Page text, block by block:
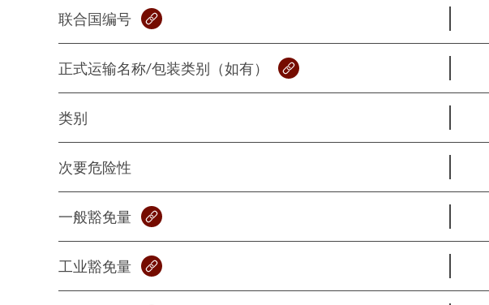
联合国编号
正式运输名称/包装类别（如有）
类别
次要危险性
一般豁免量
工业豁免量